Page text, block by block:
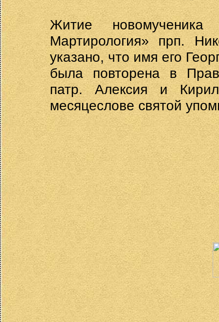
Житие
Мартирология» прп.
указано, что имя его
была повторена в
патр. Алексия и
месяцеслове святой